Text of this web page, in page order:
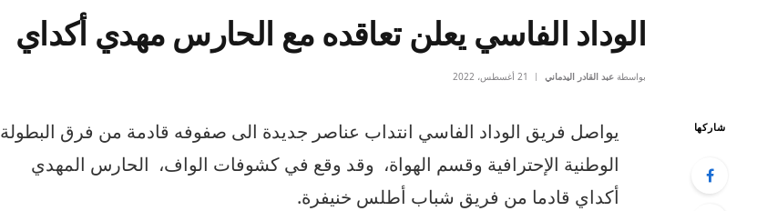
الوداد الفاسي يعلن تعاقده مع الحارس مهدي أكداي
بواسطة عبد القادر اليدماني 21 أغسطس، 2022
شاركها
يواصل فريق الوداد الفاسي انتداب عناصر جديدة الى صفوفه قادمة من فرق البطولة
الوطنية الإحترافية وقسم الهواة، وقد وقع في كشوفات الواف، الحارس المهدي
أكداي قادما من فريق شباب أطلس خنيفرة.